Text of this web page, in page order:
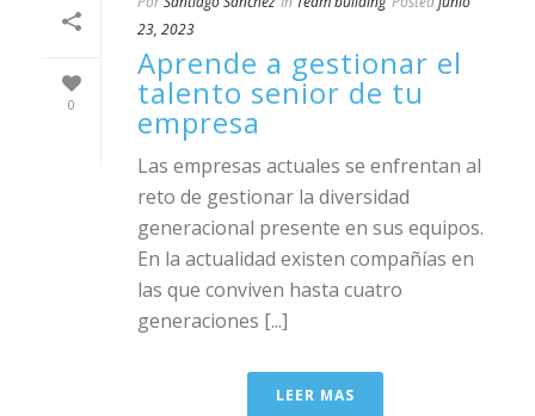
0
23, 2023
Aprende a gestionar el
talento senior de tu
empresa
Las empresas actuales se enfrentan al
reto de gestionar la diversidad
generacional presente en sus equipos.
En la actualidad existen compañías en
las que conviven hasta cuatro
generaciones [...]
LEER MAS